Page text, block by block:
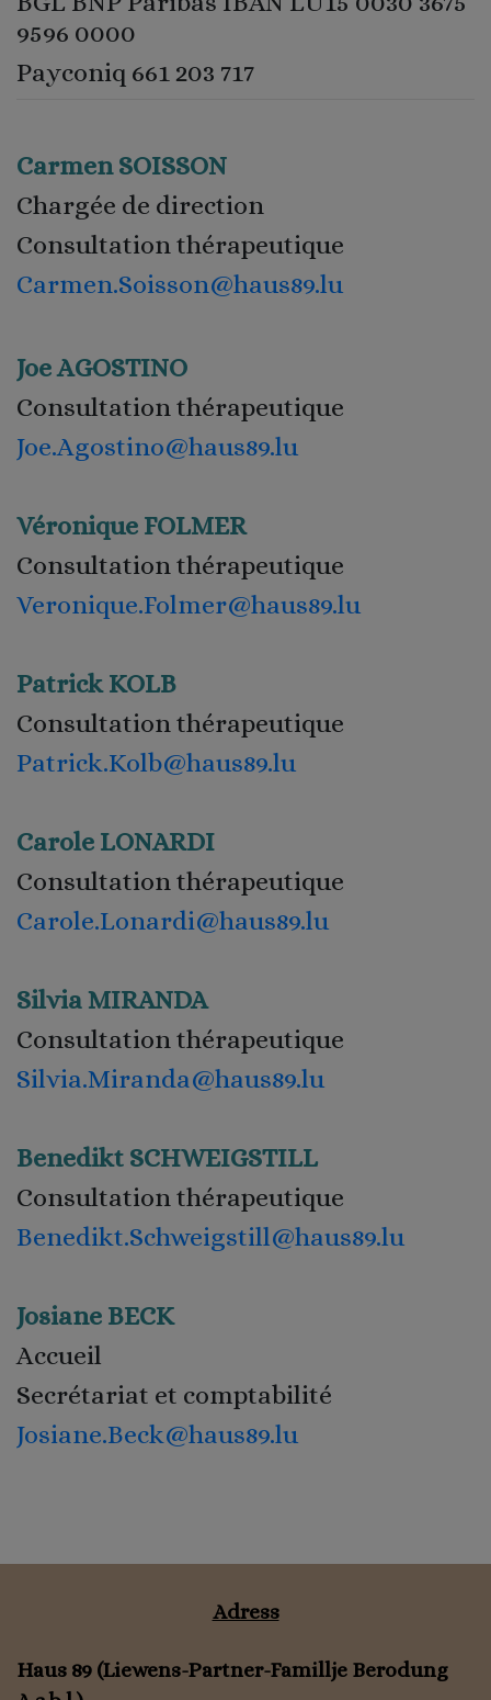
9596 0000
Payconiq 661 203 717
Carmen SOISSON
Chargée de direction
Consultation thérapeutique
Carmen.Soisson@haus89.lu
Joe AGOSTINO
Consultation thérapeutique
Joe.Agostino@haus89.lu
Véronique FOLMER
Consultation thérapeutique
Veronique.Folmer@haus89.lu
Patrick KOLB
Consultation thérapeutique
Patrick.Kolb@haus89.lu
Carole LONARDI
Consultation thérapeutique
Carole.Lonardi@haus89.lu
Silvia MIRANDA
Consultation thérapeutique
Silvia.Miranda@haus89.lu
Benedikt SCHWEIGSTILL
Consultation thérapeutique
Benedikt.Schweigstill@haus89.lu
Josiane BECK
Accueil
Secrétariat et comptabilité
Josiane.Beck@haus89.lu
Adress
Haus 89 (Liewens-Partner-Famillje Berodung